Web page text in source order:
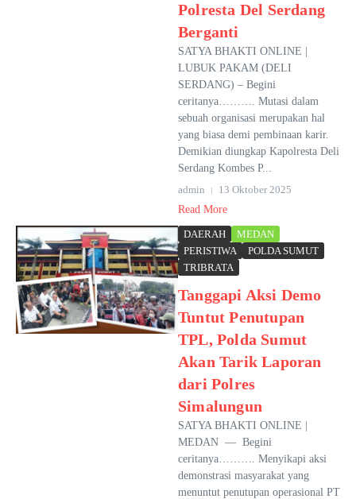
Polresta Del Serdang
Berganti
SATYA BHAKTI ONLINE |
LUBUK PAKAM (DELI
SERDANG) – Begini
ceritanya………. Mutasi dalam
sebuah organisasi merupakan hal
yang biasa demi pembinaan karir.
Demikian diungkap Kapolresta Deli
Serdang Kombes P...
admin
13 Oktober 2025
Read More
DAERAH
MEDAN
PERISTIWA
POLDA SUMUT
TRIBRATA
Tanggapi Aksi Demo
Tuntut Penutupan
TPL, Polda Sumut
Akan Tarik Laporan
dari Polres
Simalungun
SATYA BHAKTI ONLINE |
MEDAN — Begini
ceritanya………. Menyikapi aksi
demonstrasi masyarakat yang
menuntut penutupan operasional PT